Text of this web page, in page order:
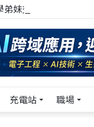
妹交流最硬核的技術
充電站 職場